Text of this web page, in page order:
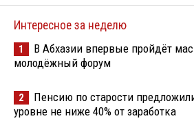
Интересное за неделю
1
В Абхазии впервые пройдёт
молодёжный форум
2
Пенсию по старости
уровне не ниже 40% от заработка